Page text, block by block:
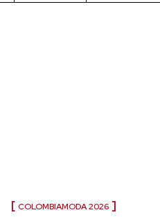
COLOMBIAMODA 2026